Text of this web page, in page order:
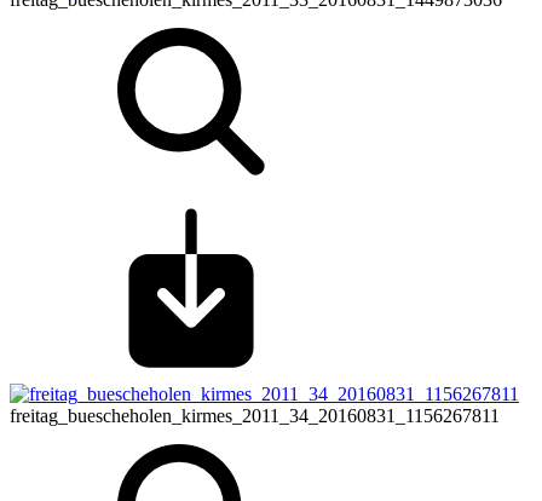
freitag_buescheholen_kirmes_2011_34_20160831_1156267811